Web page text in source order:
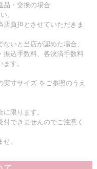
品・交換の場合
。
店負担とさせていただきま
いと当店が認めた場合、
振込手数料、各決済手数料
す。
実寸サイズ をご参照のうえ
限ります。
できませんのでご注意く
。